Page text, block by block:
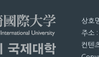
상호
주소
컨텐